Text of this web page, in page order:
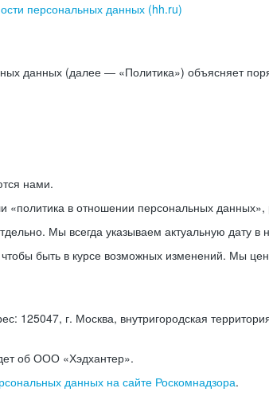
персональных данных (hh.ru)
данных (далее — «Политика») объясняет
нами.
в отношении персональных данных»,
Мы всегда указываем актуальную дату в
быть в курсе возможных изменений. Мы
г. Москва, внутригородская
об ООО «Хэдхантер».
данных на сайте Роскомнадзора.